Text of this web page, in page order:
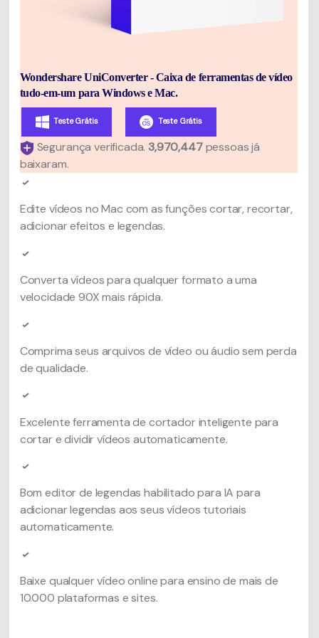
Wondershare UniConverter - Caixa de ferramentas de vídeo
tudo-em-um para Windows e Mac.
Teste Grátis Teste Grátis
Segurança verificada. 3,970,447 pessoas já
baixaram.
Edite vídeos no Mac com as funções cortar, recortar,
adicionar efeitos e legendas.
Converta vídeos para qualquer formato a uma
velocidade 90X mais rápida.
Comprima seus arquivos de vídeo ou áudio sem perda
de qualidade.
Excelente ferramenta de cortador inteligente para
cortar e dividir vídeos automaticamente.
Bom editor de legendas habilitado para IA para
adicionar legendas aos seus vídeos tutoriais
automaticamente.
Baixe qualquer vídeo online para ensino de mais de
10.000 plataformas e sites.